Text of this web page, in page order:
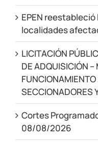
EPEN
localidades
LICITACIÓN
DE ADQUISICIÓN –
SECCIONADORES
Cortes
08/08/2026